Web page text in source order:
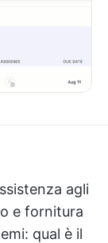
agli
e fornitura
qual è il